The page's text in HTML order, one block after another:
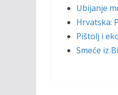
Ubijanje
Hrvatska:
Pištolj i
Smeće iz